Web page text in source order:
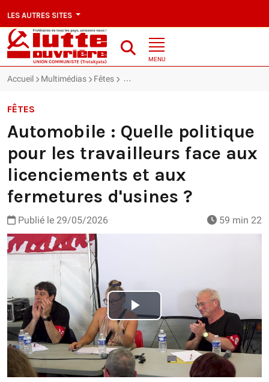
LES AUTRES SITES
MENU
Accueil Multimédias Fêtes Automobile : Quelle politique pour les
FÊTES
Automobile : Quelle politique
pour les travailleurs face aux
licenciements et aux
fermetures d'usines ?
Publié le 29/05/2026 59 min 22
Play
Video